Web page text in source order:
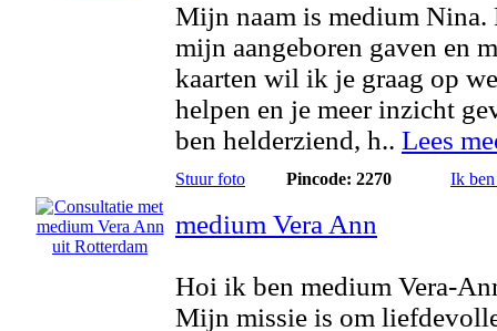
Mijn naam is medium Nina.
mijn aangeboren gaven en
kaarten wil ik je graag op
helpen en je meer inzicht
ben helderziend, h.. Lees
Stuur foto Pincode: 2270 Ik
medium Vera Ann
Hoi ik ben medium Vera-
Mijn missie is om